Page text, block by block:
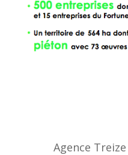
Agence